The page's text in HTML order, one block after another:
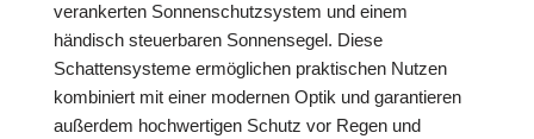
verankerten Sonnenschutzsystem und einem
händisch steuerbaren Sonnensegel. Diese
Schattensysteme ermöglichen praktischen Nutzen
kombiniert mit einer modernen Optik und garantieren
außerdem hochwertigen Schutz vor Regen und